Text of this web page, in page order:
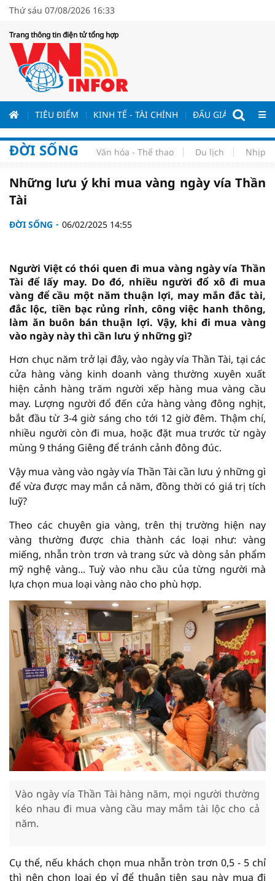
Thứ sáu 07/08/2026 16:33
Trang thông tin điện tử tổng hợp
TIÊU ĐIỂM KINH TẾ - TÀI CHÍNH ĐẤU GIÁ - ĐẤU
ĐỜI SỐNG Văn hóa - Thể thao Du lịch Nhịp
Những lưu ý khi mua vàng ngày vía Thần
Tài
ĐỜI SỐNG 06/02/2025 14:55
Người Việt có thói quen đi mua vàng ngày vía Thần
Tài để lấy may. Do đó, nhiều người đổ xô đi mua
vàng để cầu một năm thuận lợi, may mắn đắc tài,
đắc lộc, tiền bạc rủng rỉnh, công việc hanh thông,
làm ăn buôn bán thuận lợi. Vậy, khi đi mua vàng
vào ngày này thì cần lưu ý những gì?
Hơn chục năm trở lại đây, vào ngày vía Thần Tài, tại các
cửa hàng vàng kinh doanh vàng thường xuyên xuất
hiện cảnh hàng trăm người xếp hàng mua vàng cầu
may. Lượng người đổ đến cửa hàng vàng đông nghịt,
bắt đầu từ 3-4 giờ sáng cho tới 12 giờ đêm. Thậm chí,
nhiều người còn đi mua, hoặc đặt mua trước từ ngày
mùng 9 tháng Giêng để tránh cảnh đông đúc.
Vậy mua vàng vào ngày vía Thần Tài cần lưu ý những gì
để vừa được may mắn cả năm, đồng thời có giá trị tích
luỹ?
Theo các chuyên gia vàng, trên thị trường hiện nay
vàng thường được chia thành các loại như: vàng
miếng, nhẫn tròn trơn và trang sức và dòng sản phẩm
mỹ nghệ vàng... Tuỳ vào nhu cầu của từng người mà
lựa chọn mua loại vàng nào cho phù hợp.
Vào ngày vía Thần Tài hàng năm, mọi người thường
kéo nhau đi mua vàng cầu may mắm tài lộc cho cả
năm.
Cụ thể, nếu khách chọn mua nhẫn tròn trơn 0,5 - 5 chỉ
thì nên chọn loại ép vỉ để thuận tiện sau này mua đi